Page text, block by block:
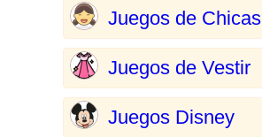
Juegos de Chicas
Juegos de Vestir
Juegos Disney